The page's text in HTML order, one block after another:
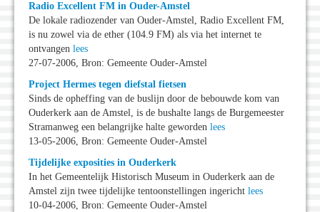
Radio Excellent FM in Ouder-Amstel
De lokale radiozender van Ouder-Amstel, Radio Excellent FM,
is nu zowel via de ether (104.9 FM) als via het internet te
ontvangen lees
27-07-2006, Bron: Gemeente Ouder-Amstel
Project Hermes tegen diefstal fietsen
Sinds de opheffing van de buslijn door de bebouwde kom van
Ouderkerk aan de Amstel, is de bushalte langs de Burgemeester
Stramanweg een belangrijke halte geworden lees
13-05-2006, Bron: Gemeente Ouder-Amstel
Tijdelijke exposities in Ouderkerk
In het Gemeentelijk Historisch Museum in Ouderkerk aan de
Amstel zijn twee tijdelijke tentoonstellingen ingericht lees
10-04-2006, Bron: Gemeente Ouder-Amstel